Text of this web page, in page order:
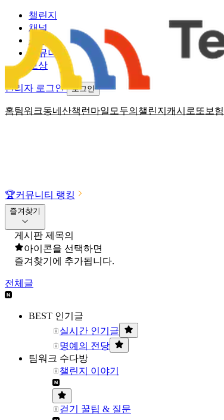
홈팀워크동네산책 런마일 모두의챌린지 캐시로또 보험
챌린지
채널
소식
커뮤니티
보상
관리자 로그인 로그인
🏆커뮤니티 랭킹
즐겨찾기
게시판 제목의
아이콘을 선택하면
즐겨찾기에 추가됩니다.
전체글
BEST 인기글
실시간 인기글
명예의 전당
팀워크 수다방
챌린지 이야기
걷기 꿀팁 & 질문